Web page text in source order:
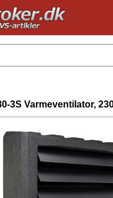
3S Varmeventilator,